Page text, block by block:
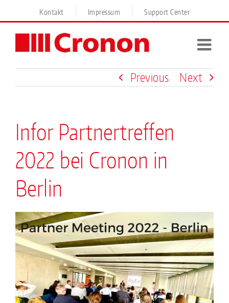
to
Kontakt Impressum Support Center
Previous Next
Infor Partnertreffen
2022 bei Cronon in
Berlin